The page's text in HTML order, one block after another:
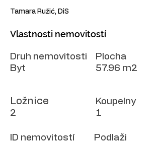
Tamara Ružić, DiS
Vlastnosti nemovitostí
Druh nemovitosti
Plocha
Byt
57.96 m2
Ložnice
2
Koupelny
1
ID nemovitostí
Podlaži